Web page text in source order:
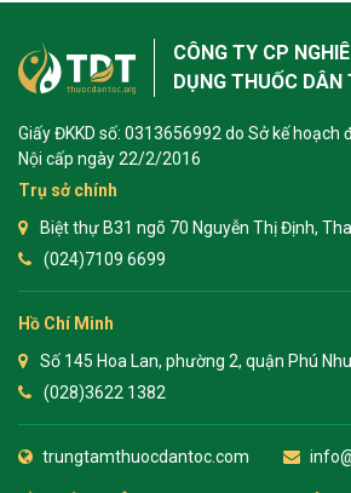
CÔNG TY CP
DỤNG THUỐC DÂN
Giấy ĐKKD số: 0313656992 do Sở kế hoạch
Nội cấp ngày 22/2/2016
Trụ sở chính
Biệt thự B31 ngõ 70 Nguyễn Thị Định,
(024)7109 6699
Hồ Chí Minh
Số 145 Hoa Lan, phường 2, quận Phú
(028)3622 1382
trungtamthuocdantoc.com